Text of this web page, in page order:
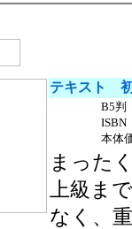
テキスト
B5判
ISBN
本体
まった
上級ま
なく、